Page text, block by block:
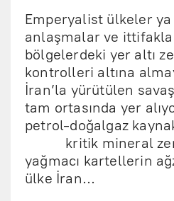
Emperyalist ülkeler
anlaşmalar ve
bölgelerdeki yer altı
kontrolleri altına
İran’la yürütülen
tam ortasında yer
petrol-doğalgaz
kritik mineral
yağmacı kartellerin
ülke İran...